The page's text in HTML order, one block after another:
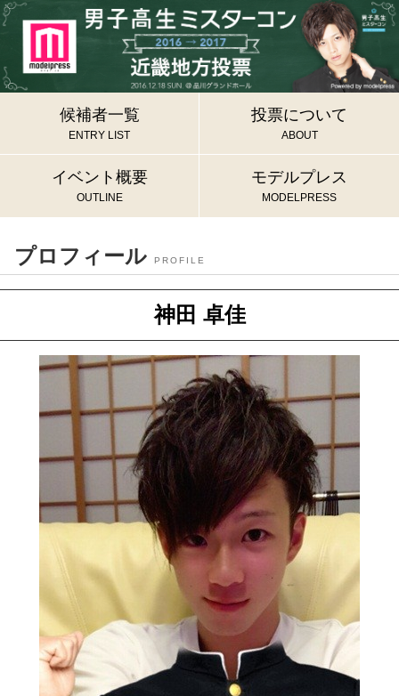
候補者一覧
ENTRY LIST
投票について
ABOUT
イベント概要
OUTLINE
モデルプレス
MODELPRESS
プロフィール PROFILE
神田 卓佳